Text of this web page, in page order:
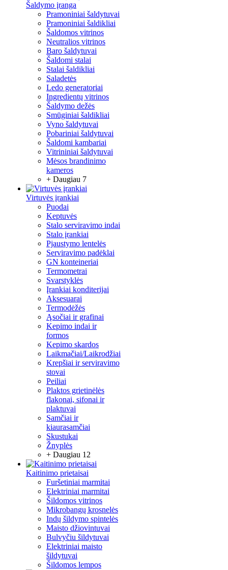
Šaldymo įranga
Pramoniniai šaldytuvai
Pramoniniai šaldikliai
Šaldomos vitrinos
Neutralios vitrinos
Baro šaldytuvai
Šaldomi stalai
Stalai šaldikliai
Saladetės
Ledo generatoriai
Ingredientų vitrinos
Šaldymo dežės
Smūginiai šaldikliai
Vyno šaldytuvai
Pobariniai šaldytuvai
Šaldomi kambariai
Vitrininiai šaldytuvai
Mėsos brandinimo
kameros
+ Daugiau 7
Virtuvės įrankiai
Puodai
Keptuvės
Stalo serviravimo indai
Stalo įrankiai
Pjaustymo lentelės
Serviravimo padėklai
GN konteineriai
Termometrai
Svarstyklės
Įrankiai konditerijai
Aksesuarai
Termodėžės
Ąsočiai ir grafinai
Kepimo indai ir
formos
Kepimo skardos
Laikmačiai/Laikrodžiai
Krepšiai ir serviravimo
stovai
Peiliai
Plaktos grietinėlės
flakonai, sifonai ir
plaktuvai
Samčiai ir
kiaurasamčiai
Skustukai
Žnyplės
+ Daugiau 12
Kaitinimo prietaisai
Furšetiniai marmitai
Elektriniai marmitai
Šildomos vitrinos
Mikrobangų krosnelės
Indų šildymo spintelės
Maisto džiovintuvai
Bulvyčiu šildytuvai
Elektriniai maisto
šildytuvai
Šildomos lempos